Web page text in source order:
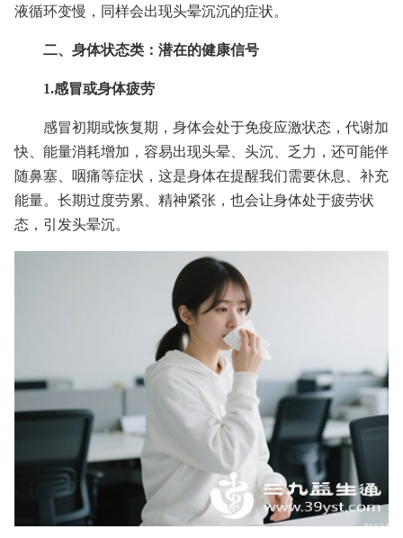
液循环变慢，同样会出现头晕沉沉的症状。
二、身体状态类：潜在的健康信号
1.感冒或身体疲劳
感冒初期或恢复期，身体会处于免疫应激状态，代谢加
快、能量消耗增加，容易出现头晕、头沉、乏力，还可能伴
随鼻塞、咽痛等症状，这是身体在提醒我们需要休息、补充
能量。长期过度劳累、精神紧张，也会让身体处于疲劳状
态，引发头晕沉。